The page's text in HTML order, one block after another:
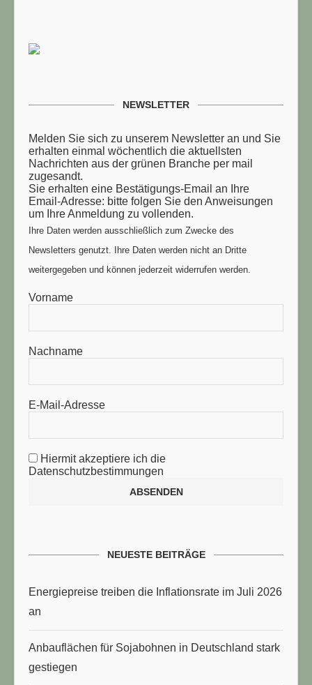
NEWSLETTER
Melden Sie sich zu unserem Newsletter an und Sie
erhalten einmal wöchentlich die aktuellsten
Nachrichten aus der grünen Branche per mail
zugesandt.
Sie erhalten eine Bestätigungs-Email an Ihre
Email-Adresse: bitte folgen Sie den Anweisungen
um Ihre Anmeldung zu vollenden.
Ihre Daten werden ausschließlich zum Zwecke des
Newsletters genutzt. Ihre Daten werden nicht an Dritte
weitergegeben und können jederzeit widerrufen werden.
Vorname
Nachname
E-Mail-Adresse
Hiermit akzeptiere ich die
Datenschutzbestimmungen
NEUESTE BEITRÄGE
Energiepreise treiben die Inflationsrate im Juli 2026
an
Anbauflächen für Sojabohnen in Deutschland stark
gestiegen